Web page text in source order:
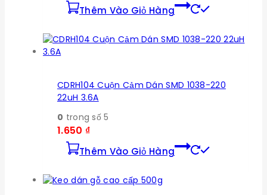
Thêm Vào Giỏ Hàng
CDRH104 Cuộn Cảm Dán SMD 1038-220
22uH 3.6A
0 trong số 5
1.650 ₫
Thêm Vào Giỏ Hàng